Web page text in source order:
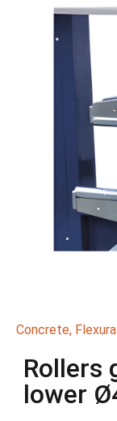
Concrete,
Rollers
lower